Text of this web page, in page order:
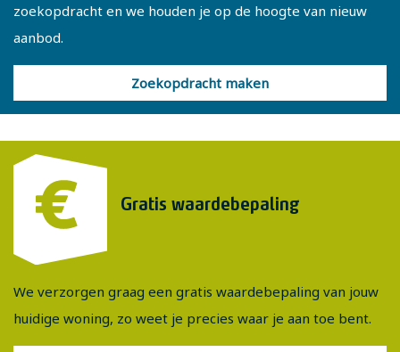
zoekopdracht en we houden je op de hoogte van nieuw
aanbod.
Zoekopdracht maken
Gratis waardebepaling
We verzorgen graag een gratis waardebepaling van jouw
huidige woning, zo weet je precies waar je aan toe bent.